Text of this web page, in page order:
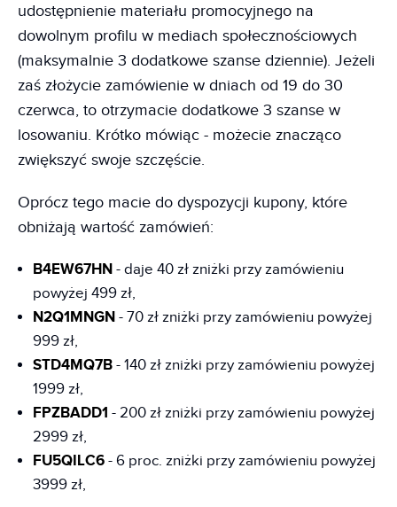
udostępnienie materiału promocyjnego na
dowolnym profilu w mediach społecznościowych
(maksymalnie 3 dodatkowe szanse dziennie). Jeżeli
zaś złożycie zamówienie w dniach od 19 do 30
czerwca, to otrzymacie dodatkowe 3 szanse w
losowaniu. Krótko mówiąc - możecie znacząco
zwiększyć swoje szczęście.
Oprócz tego macie do dyspozycji kupony, które
obniżają wartość zamówień:
B4EW67HN - daje 40 zł zniżki przy zamówieniu
powyżej 499 zł,
N2Q1MNGN - 70 zł zniżki przy zamówieniu powyżej
999 zł,
STD4MQ7B - 140 zł zniżki przy zamówieniu powyżej
1999 zł,
FPZBADD1 - 200 zł zniżki przy zamówieniu powyżej
2999 zł,
FU5QILC6 - 6 proc. zniżki przy zamówieniu powyżej
3999 zł,